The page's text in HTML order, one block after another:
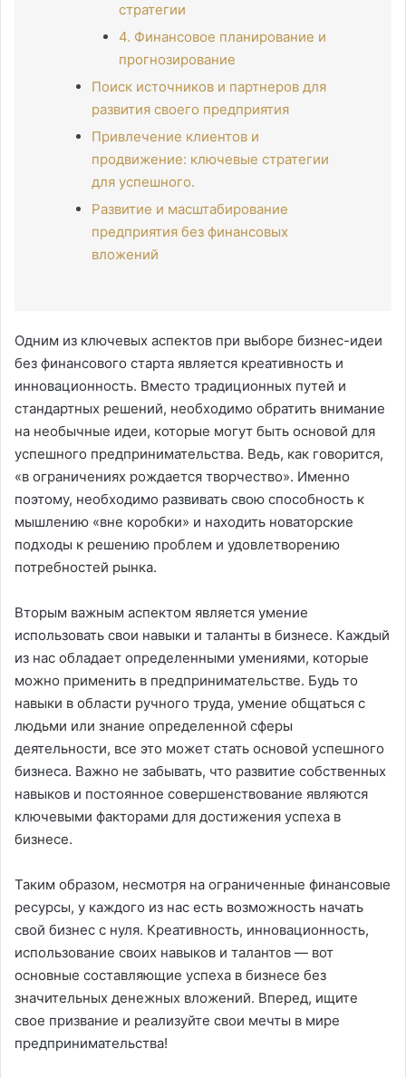
стратегии
4. Финансовое планирование и
прогнозирование
Поиск источников и партнеров для
развития своего предприятия
Привлечение клиентов и
продвижение: ключевые стратегии
для успешного.
Развитие и масштабирование
предприятия без финансовых
вложений
Одним из ключевых аспектов при выборе бизнес-идеи
без финансового старта является креативность и
инновационность. Вместо традиционных путей и
стандартных решений, необходимо обратить внимание
на необычные идеи, которые могут быть основой для
успешного предпринимательства. Ведь, как говорится,
«в ограничениях рождается творчество». Именно
поэтому, необходимо развивать свою способность к
мышлению «вне коробки» и находить новаторские
подходы к решению проблем и удовлетворению
потребностей рынка.
Вторым важным аспектом является умение
использовать свои навыки и таланты в бизнесе. Каждый
из нас обладает определенными умениями, которые
можно применить в предпринимательстве. Будь то
навыки в области ручного труда, умение общаться с
людьми или знание определенной сферы
деятельности, все это может стать основой успешного
бизнеса. Важно не забывать, что развитие собственных
навыков и постоянное совершенствование являются
ключевыми факторами для достижения успеха в
бизнесе.
Таким образом, несмотря на ограниченные финансовые
ресурсы, у каждого из нас есть возможность начать
свой бизнес с нуля. Креативность, инновационность,
использование своих навыков и талантов — вот
основные составляющие успеха в бизнесе без
значительных денежных вложений. Вперед, ищите
свое призвание и реализуйте свои мечты в мире
предпринимательства!